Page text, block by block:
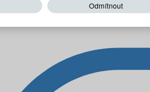
Odmítnout